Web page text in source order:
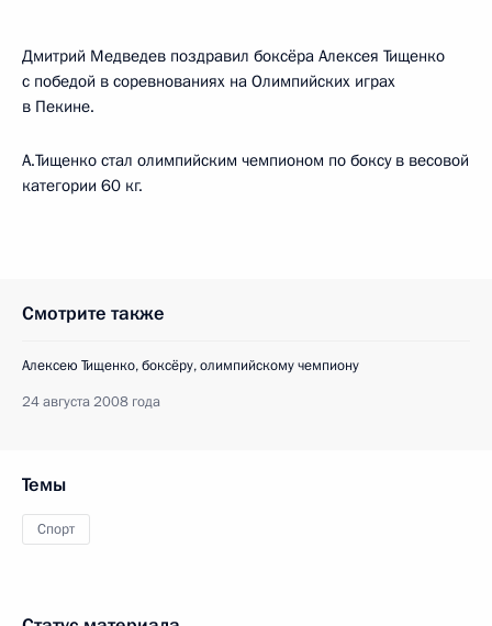
Дмитрий Медведев поздравил боксёра Алексея Тищенко
с победой в соревнованиях на Олимпийских играх
в Пекине.
А.Тищенко стал олимпийским чемпионом по боксу в весовой
категории 60 кг.
Смотрите также
Алексею Тищенко, боксёру, олимпийскому чемпиону
24 августа 2008 года
Темы
Спорт